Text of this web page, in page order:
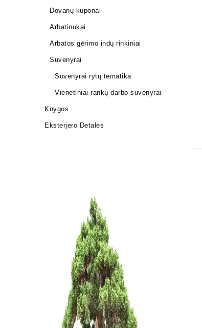
Dovanų kuponai
Arbatinukai
Arbatos gėrimo indų rinkiniai
Suvenyrai
Suvenyrai rytų tematika
Vienetiniai rankų darbo suvenyrai
Knygos
Eksterjero Detalės